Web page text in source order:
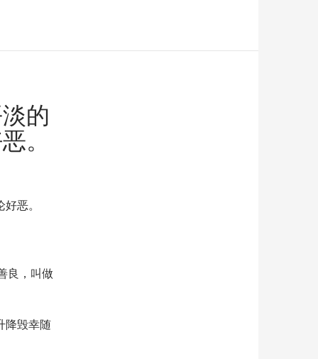
的
。
恶。
良，叫做
降毁幸随